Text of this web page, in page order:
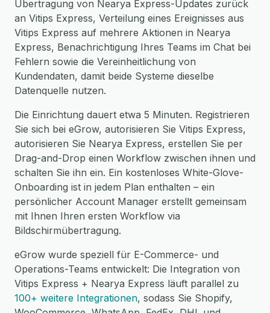
Übertragung von Nearya Express-Updates zurück
an Vitips Express, Verteilung eines Ereignisses aus
Vitips Express auf mehrere Aktionen in Nearya
Express, Benachrichtigung Ihres Teams im Chat bei
Fehlern sowie die Vereinheitlichung von
Kundendaten, damit beide Systeme dieselbe
Datenquelle nutzen.
Die Einrichtung dauert etwa 5 Minuten. Registrieren
Sie sich bei eGrow, autorisieren Sie Vitips Express,
autorisieren Sie Nearya Express, erstellen Sie per
Drag-and-Drop einen Workflow zwischen ihnen und
schalten Sie ihn ein. Ein kostenloses White-Glove-
Onboarding ist in jedem Plan enthalten – ein
persönlicher Account Manager erstellt gemeinsam
mit Ihnen Ihren ersten Workflow via
Bildschirmübertragung.
eGrow wurde speziell für E-Commerce- und
Operations-Teams entwickelt: Die Integration von
Vitips Express + Nearya Express läuft parallel zu
100+ weitere Integrationen, sodass Sie Shopify,